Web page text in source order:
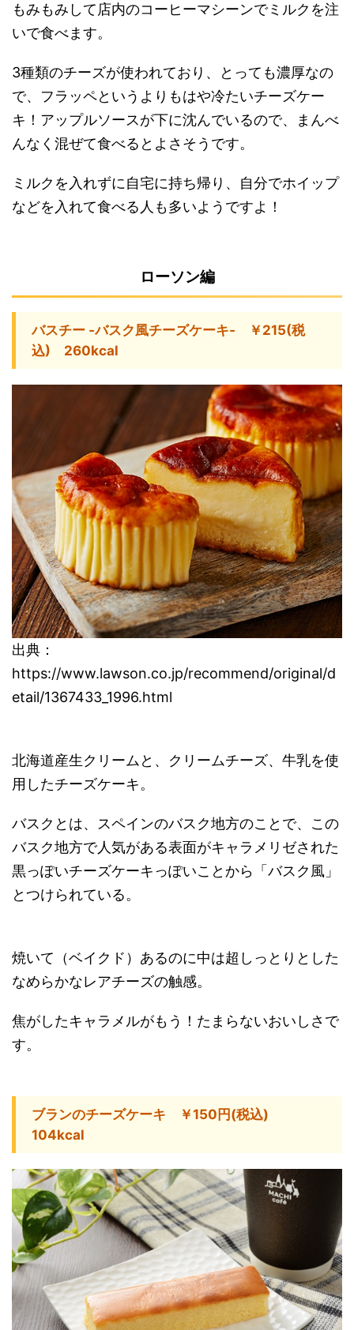
もみもみして店内のコーヒーマシーンでミルクを注
いで食べます。
3種類のチーズが使われており、とっても濃厚なの
で、フラッペというよりもはや冷たいチーズケー
キ！アップルソースが下に沈んでいるので、まんべ
んなく混ぜて食べるとよさそうです。
ミルクを入れずに自宅に持ち帰り、自分でホイップ
などを入れて食べる人も多いようですよ！
ローソン編
バスチー ‐バスク風チーズケーキ‐ ￥215(税
込) 260kcal
出典：
https://www.lawson.co.jp/recommend/original/d
etail/1367433_1996.html
北海道産生クリームと、クリームチーズ、牛乳を使
用したチーズケーキ。
バスクとは、スペインのバスク地方のことで、この
バスク地方で人気がある表面がキャラメリゼされた
黒っぽいチーズケーキっぽいことから「バスク風」
とつけられている。
焼いて（ベイクド）あるのに中は超しっとりとした
なめらかなレアチーズの触感。
焦がしたキャラメルがもう！たまらないおいしさで
す。
ブランのチーズケーキ ￥150円(税込)
104kcal